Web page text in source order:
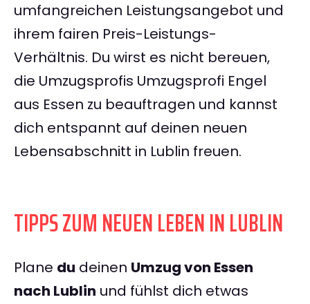
umfangreichen Leistungsangebot und
ihrem fairen Preis-Leistungs-
Verhältnis. Du wirst es nicht bereuen,
die Umzugsprofis Umzugsprofi Engel
aus Essen zu beauftragen und kannst
dich entspannt auf deinen neuen
Lebensabschnitt in Lublin freuen.
TIPPS ZUM NEUEN LEBEN IN LUBLIN
Plane du deinen Umzug von Essen
nach Lublin und fühlst dich etwas